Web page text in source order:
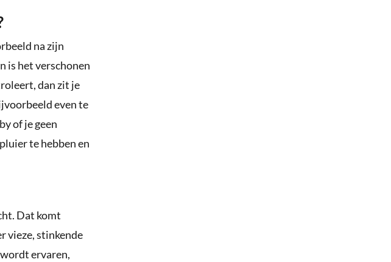
na zijn
is het verschonen
dan zit je
even te
of je geen
te hebben en
Dat komt
vieze, stinkende
ervaren,